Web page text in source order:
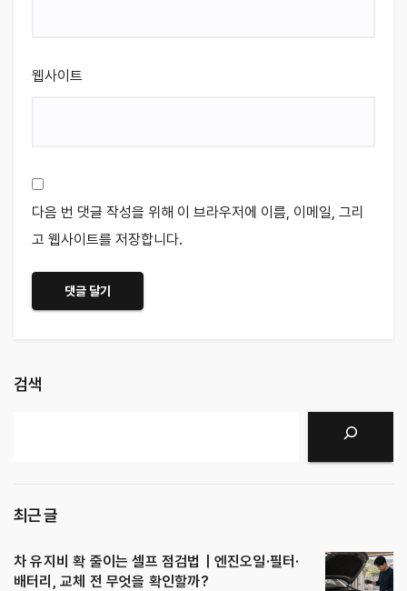
웹사이트
다음 번 댓글 작성을 위해 이 브라우저에 이름, 이메일, 그리
고 웹사이트를 저장합니다.
검색
최근 글
차 유지비 확 줄이는 셀프 점검법｜엔진오일·필터·
배터리, 교체 전 무엇을 확인할까?